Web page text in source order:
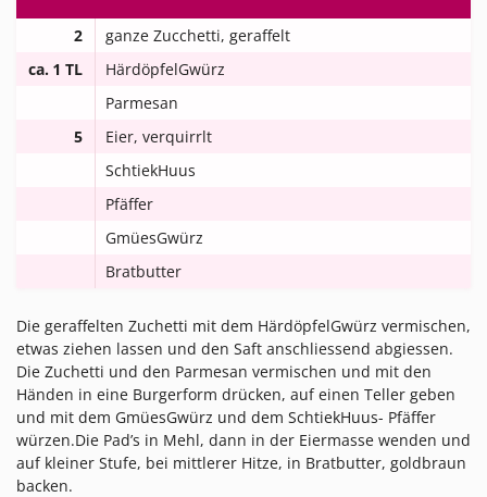
2
ganze Zucchetti, geraffelt
ca. 1 TL
HärdöpfelGwürz
Parmesan
5
Eier, verquirrlt
SchtiekHuus
Pfäffer
GmüesGwürz
Bratbutter
Die geraffelten Zuchetti mit dem HärdöpfelGwürz vermischen,
etwas ziehen lassen und den Saft anschliessend abgiessen.
Die Zuchetti und den Parmesan vermischen und mit den
Händen in eine Burgerform drücken, auf einen Teller geben
und mit dem GmüesGwürz und dem SchtiekHuus- Pfäffer
würzen.Die Pad’s in Mehl, dann in der Eiermasse wenden und
auf kleiner Stufe, bei mittlerer Hitze, in Bratbutter, goldbraun
backen.